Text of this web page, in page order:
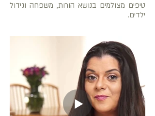
טיפים מצולמים בנושא הורות, משפחה וגידול
ילדים.